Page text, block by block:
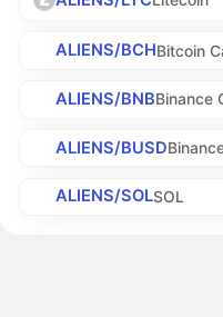
ALIENS/BCHBitcoin
ALIENS/BNBBinance
ALIENS/BUSD
ALIENS/SOLSOL